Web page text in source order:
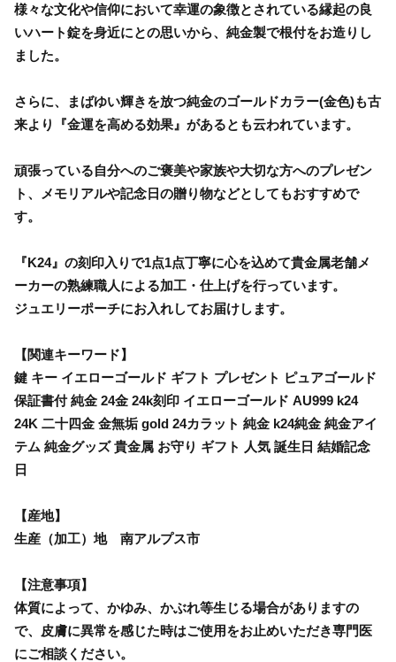
様々な文化や信仰において幸運の象徴とされている縁起の良
いハート錠を身近にとの思いから、純金製で根付をお造りし
ました。
さらに、まばゆい輝きを放つ純金のゴールドカラー(金色)も古
来より『金運を高める効果』があるとも云われています。
頑張っている自分へのご褒美や家族や大切な方へのプレゼン
ト、メモリアルや記念日の贈り物などとしてもおすすめで
す。
『K24』の刻印入りで1点1点丁寧に心を込めて貴金属老舗メ
ーカーの熟練職人による加工・仕上げを行っています。
ジュエリーポーチにお入れしてお届けします。
【関連キーワード】
鍵 キー イエローゴールド ギフト プレゼント ピュアゴールド
保証書付 純金 24金 24k刻印 イエローゴールド AU999 k24
24K 二十四金 金無垢 gold 24カラット 純金 k24純金 純金アイ
テム 純金グッズ 貴金属 お守り ギフト 人気 誕生日 結婚記念
日
【産地】
生産（加工）地 南アルプス市
【注意事項】
体質によって、かゆみ、かぶれ等生じる場合がありますの
で、皮膚に異常を感じた時はご使用をお止めいただき専門医
にご相談ください。